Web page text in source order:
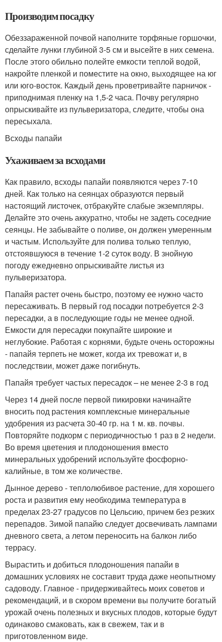
Производим посадку
Обеззараженной почвой наполните торфяные горшочки,
сделайте лунки глубиной 3-5 см и высейте в них семена.
После этого обильно полейте емкости теплой водой,
накройте пленкой и поместите на окно, выходящее на юг
или юго-восток. Каждый день проветривайте парничок -
приподнимая пленку на 1,5-2 часа. Почву регулярно
опрыскивайте из пульверизатора, следите, чтобы она
пересыхала.
Всходы папайи
Ухаживаем за всходами
Как правило, всходы папайи появляются через 7-10
дней. Как только на сеянцах образуются первый
настоящий листочек, отбракуйте слабые экземпляры.
Делайте это очень аккуратно, чтобы не задеть соседние
сеянцы. Не забывайте о поливе, он должен умеренным
и частым. Используйте для полива только теплую,
отстоявшуюся в течение 1-2 суток воду. В знойную
погоду ежедневно опрыскивайте листья из
пульверизатора.
Папайя растет очень быстро, поэтому ее нужно часто
пересаживать. В первый год посадки потребуется 2-3
пересадки, а в последующие годы не менее одной.
Емкости для пересадки покупайте широкие и
неглубокие. Работая с корнями, будьте очень осторожны
- папайя терпеть не может, когда их тревожат и, в
последствии, может даже погибнуть.
Папайя требует частых пересадок – не менее 2-3 в год
Через 14 дней после первой пикировки начинайте
вносить под растения комплексные минеральные
удобрения из расчета 30-40 гр. на 1 м. кв. почвы.
Повторяйте подкорм с периодичностью 1 раз в 2 недели.
Во время цветения и плодоношения вместо
минеральных удобрений используйте фосфорно-
калийные, в том же количестве.
Дынное дерево - теплолюбивое растение, для хорошего
роста и развития ему необходима температура в
пределах 23-27 градусов по Цельсию, причем без резких
перепадов. Зимой папайю следует досвечивать лампами
дневного света, а летом переносить на балкон либо
террасу.
Вырастить и добиться плодоношения папайи в
домашних условиях не составит труда даже неопытному
садоводу. Главное - придерживайтесь моих советов и
рекомендаций, и в скором времени вы получите богатый
урожай очень полезных и вкусных плодов, которые будут
одинаково смаковать, как в свежем, так и в
приготовленном виде.